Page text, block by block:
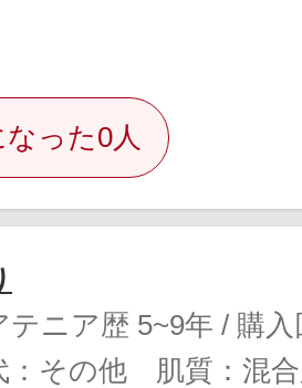
った0人
テニア歴 5~9年 / 購
：その他 肌質：混